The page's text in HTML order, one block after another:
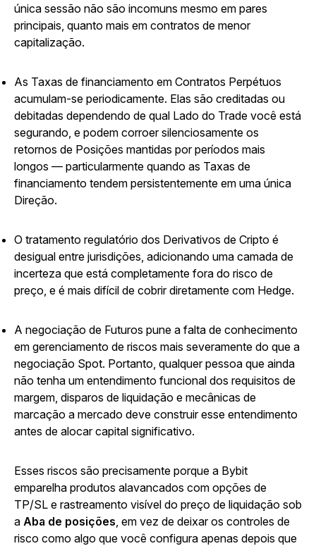
única sessão não são incomuns mesmo em pares
principais, quanto mais em contratos de menor
capitalização.
As Taxas de financiamento em Contratos Perpétuos
acumulam-se periodicamente. Elas são creditadas ou
debitadas dependendo de qual Lado do Trade você está
segurando, e podem corroer silenciosamente os
retornos de Posições mantidas por períodos mais
longos — particularmente quando as Taxas de
financiamento tendem persistentemente em uma única
Direção.
O tratamento regulatório dos Derivativos de Cripto é
desigual entre jurisdições, adicionando uma camada de
incerteza que está completamente fora do risco de
preço, e é mais difícil de cobrir diretamente com Hedge.
A negociação de Futuros pune a falta de conhecimento
em gerenciamento de riscos mais severamente do que a
negociação Spot. Portanto, qualquer pessoa que ainda
não tenha um entendimento funcional dos requisitos de
margem, disparos de liquidação e mecânicas de
marcação a mercado deve construir esse entendimento
antes de alocar capital significativo.
Esses riscos são precisamente porque a Bybit
emparelha produtos alavancados com opções de
TP/SL e rastreamento visível do preço de liquidação sob
a Aba de posições , em vez de deixar os controles de
risco como algo que você configura apenas depois que